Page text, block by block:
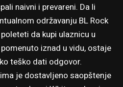
naivni i prevareni. Da li
održavanju BL Rock
da kupi ulaznicu u
iznad u vidu, ostaje
teško dati odgovor.
je dostavljeno saopštenje